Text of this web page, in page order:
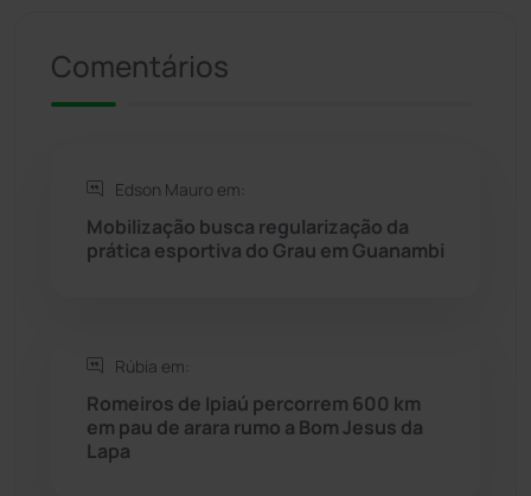
Rio de Contas
Rio do Antônio
Rio do Pires (97)
Seabra
Sebastião Laranjeiras
Comentários
Edson Mauro em:
Mobilização busca regularização da
prática esportiva do Grau em Guanambi
Rúbia em:
Romeiros de Ipiaú percorrem 600 km
em pau de arara rumo a Bom Jesus da
Lapa